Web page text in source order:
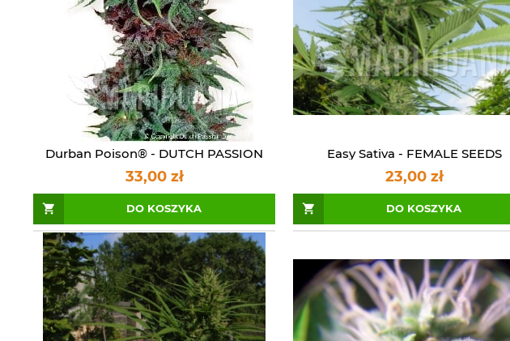
Durban Poison® - DUTCH PASSION
33,00 zł
DO KOSZYKA
Easy Sativa - FEMALE SEEDS
23,00 zł
DO KOSZYKA